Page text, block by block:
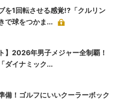
を1回転させる感覚!?「クルリン
で球をつかま...
】2026年男子メジャー全制覇！
ダイナミック...
備！ゴルフにいいクーラーボック